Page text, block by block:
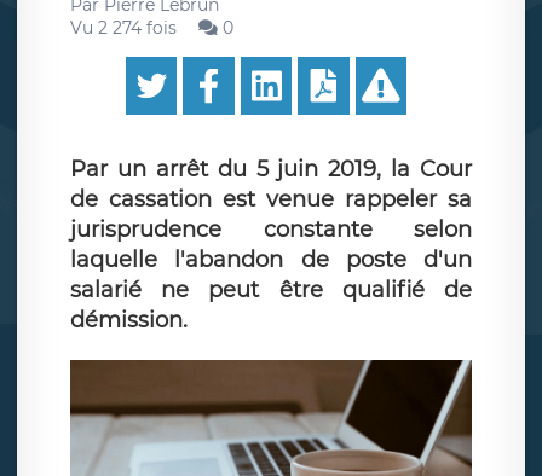
Par Pierre Lebrun
Vu 2 274 fois
0
Par un arrêt du 5 juin 2019, la Cour
de cassation est venue rappeler sa
jurisprudence constante selon
laquelle l'abandon de poste d'un
salarié ne peut être qualifié de
démission.